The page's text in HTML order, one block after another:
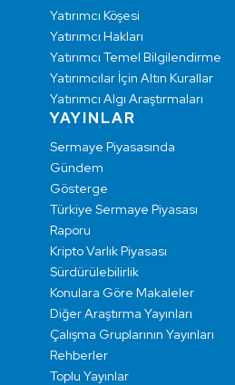
Yatırımcı Köşesi
Yatırımcı Hakları
Yatırımcı Temel Bilgilendirme
Yatırımcılar İçin Altın Kurallar
Yatırımcı Algı Araştırmaları
YAYINLAR
Sermaye Piyasasında
Gündem
Gösterge
Türkiye Sermaye Piyasası
Raporu
Kripto Varlık Piyasası
Sürdürülebilirlik
Konulara Göre Makaleler
Diğer Araştırma Yayınları
Çalışma Gruplarının Yayınları
Rehberler
Toplu Yayınlar